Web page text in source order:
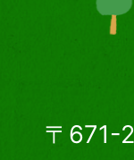
〒671-